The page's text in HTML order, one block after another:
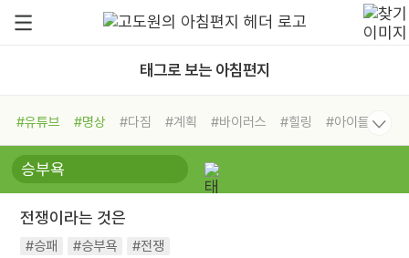
태그로 보는 아침편지
#유튜브 #명상 #다짐 #계획 #바이러스 #힐링
#아이들
#비전캠프
#독서캠프 #삶
#희망
#나눔 #친구 #링컨학교
#독서
#건강 #면역력
전쟁이라는 것은
#승패 #승부욕 #전쟁